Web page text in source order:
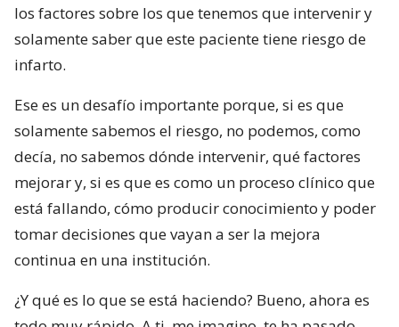
los factores sobre los que tenemos que intervenir y
solamente saber que este paciente tiene riesgo de
infarto.
Ese es un desafío importante porque, si es que
solamente sabemos el riesgo, no podemos, como
decía, no sabemos dónde intervenir, qué factores
mejorar y, si es que es como un proceso clínico que
está fallando, cómo producir conocimiento y poder
tomar decisiones que vayan a ser la mejora
continua en una institución.
¿Y qué es lo que se está haciendo? Bueno, ahora es